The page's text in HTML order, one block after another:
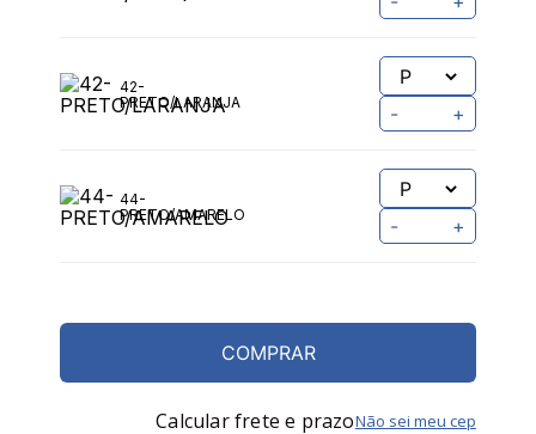
PRETO/TURQUESA
- +
PRETO/LARANJA
- +
- +